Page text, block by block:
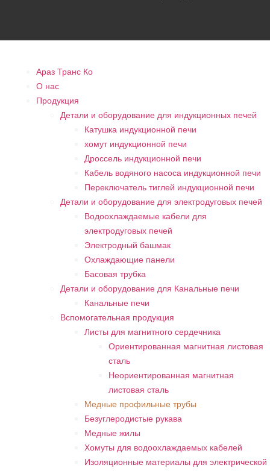
Араз Транс Ко
О нас
Продукция
Детали и оборудование для индукционных печей
Катушка индукционной печи
хомут индукционной печи
Дроссель индукционной печи
Кабель водяного насоса индукционной печи
Переключатель тиглей индукционной печи
Детали и оборудование для электродуговых печей
Водоохлаждаемые кабели для
электродуговых печей
Электродный башмак
Охлаждающие панели
Басовая трубка
Детали и оборудование для Канальные печи
Канальные печи
Вспомогательная продукция
Листы для магнитного сердечника
Ориентированная магнитная листовая
сталь
Неориентированная магнитная
листовая сталь
Медные профильные трубы
Безуглеродистые рукава
Медные жилы
Хомуты для водоохлаждаемых кабелей
Изоляционные материалы для электрической